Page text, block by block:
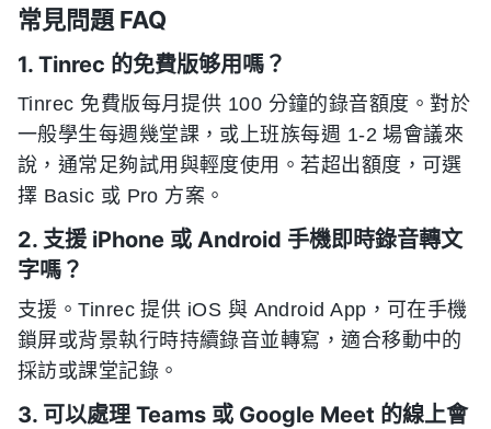
常見問題 FAQ
1. Tinrec 的免費版够用嗎？
Tinrec 免費版每月提供 100 分鐘的錄音額度。對於
一般學生每週幾堂課，或上班族每週 1-2 場會議來
說，通常足夠試用與輕度使用。若超出額度，可選
擇 Basic 或 Pro 方案。
2. 支援 iPhone 或 Android 手機即時錄音轉文
字嗎？
支援。Tinrec 提供 iOS 與 Android App，可在手機
鎖屏或背景執行時持續錄音並轉寫，適合移動中的
採訪或課堂記錄。
3. 可以處理 Teams 或 Google Meet 的線上會